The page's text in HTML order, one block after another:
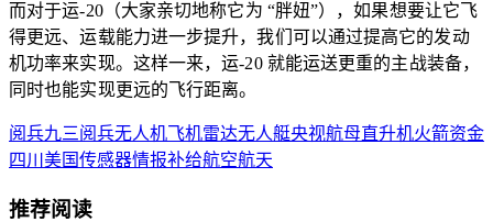
而对于运-20（大家亲切地称它为 “胖妞”），如果想要让它飞
得更远、运载能力进一步提升，我们可以通过提高它的发动
机功率来实现。这样一来，运-20 就能运送更重的主战装备，
同时也能实现更远的飞行距离。
阅兵九三阅兵无人机飞机雷达无人艇央视航母直升机火箭资金
四川 美国传感器情报补给航空航天
推荐阅读